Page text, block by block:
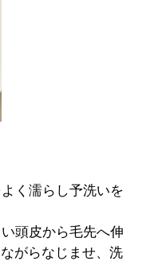
く濡らし予洗いを
頭皮から毛先へ伸
がらなじませ、洗